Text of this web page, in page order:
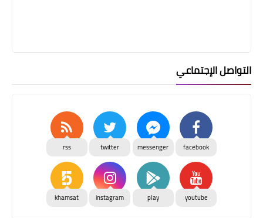
التواصل الإجتماعي
facebook
messenger
twitter
rss
youtube
play
instagram
khamsat